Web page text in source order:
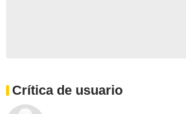
Crítica de usuario